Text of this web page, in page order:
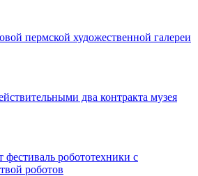
пермской художественной галереи
два контракта музея
робототехники с
роботов